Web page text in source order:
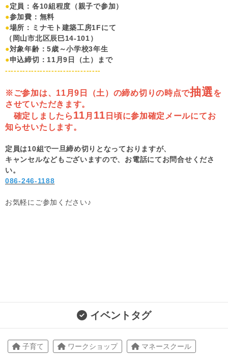
●定員：各10組程度（親子で参加）
●参加費：無料
●場所：ミナモト建築工房1Fにて
（岡山市北区辰巳14-101）
●対象年齢：5歳～小学校3年生
●申込締切：11月9日（土）まで
---------------------------------
※ご参加は、11月9日（土）の締め切りの時点で抽選を
させていただきます。
確定しましたら 11 月 11 日頃に参加確定メールにてお
知らせいたします。
定員は10組で一旦締め切りとなっておりますが、
キャンセルなどもございますので、お電話にてお問合せくださ
い。
086-246-1188
お気軽にご参加ください♪
イベントタグ
子育て ワークショップ マネースクール